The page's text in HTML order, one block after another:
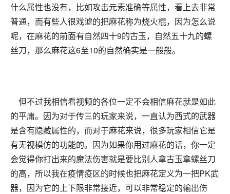
什么属性也没有，比如攻击元素准确等属性，看上去非常
普通，而有些人很戏谑的把麻花称为烧火棍，因为怎么说
呢，在麻花的前面有自然四十9的古玉，自然五十九的螺
丝刀，那么麻花这6至10的自然确实是一般般。
但不过我相信看视频的各位一定不会相信麻花就是如此
的平庸。因为对于传三的玩家来说，一直认为西式的武器
是含有隐藏属性的，而对于麻花来说，很多玩家相信它是
有无视模仿的功能的。因为如果你用过麻花的话，你一定
会觉得你打出来的魔法伤害就是要比别人拿古玉拿螺丝刀
的高，所以我在疫情疫区的时候也把麻花定义为一把PK武
器，因为它的上下限非常接近，可以非常稳定的输出伤